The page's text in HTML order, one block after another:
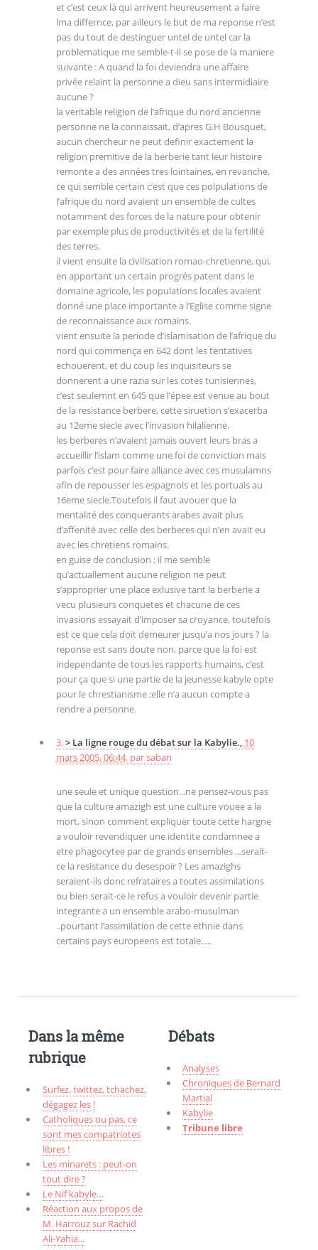
et c’est ceux là qui arrivent heureusement a faire
lma differnce, par ailleurs le but de ma reponse n’est
pas du tout de destinguer untel de untel car la
problematique me semble-t-il se pose de la maniere
suivante : A quand la foi deviendra une affaire
privée relaint la personne a dieu sans intermidiaire
aucune ?
la veritable religion de l’afrique du nord ancienne
personne ne la connaissait, d’apres G.H Bousquet,
aucun chercheur ne peut definir exactement la
religion premitive de la berberie tant leur histoire
remonte a des années tres lointaines, en revanche,
ce qui semble certain c’est que ces polpulations de
l’afrique du nord avaient un ensemble de cultes
notamment des forces de la nature pour obtenir
par exemple plus de productivités et de la fertilité
des terres.
il vient ensuite la civilisation romao-chretienne, qui,
en apportant un certain progrés patent dans le
domaine agricole, les populations locales avaient
donné une place importante a l’Eglise comme signe
de reconnaissance aux romains.
vient ensuite la periode d’islamisation de l’afrique du
nord qui commença en 642 dont les tentatives
echouerent, et du coup les inquisiteurs se
donnerent a une razia sur les cotes tunisiennes,
c’est seulemnt en 645 que l’épee est venue au bout
de la resistance berbere, cette siruetion s’exacerba
au 12eme siecle avec l’invasion hilalienne.
les berberes n’avaient jamais ouvert leurs bras a
accueillir l’islam comme une foi de conviction mais
parfois c’est pour faire alliance avec ces musulamns
afin de repousser les espagnols et les portuais au
16eme siecle.Toutefois il faut avouer que la
mentalité des conquerants arabes avait plus
d’affenité avec celle des berberes qui n’en avait eu
avec les chretiens romains.
en guise de conclusion ; il me semble
qu’actuallement aucune religion ne peut
s’approprier une place exlusive tant la berberie a
vecu plusieurs conquetes et chacune de ces
invasions essayait d’imposer sa croyance, toutefois
est ce que cela doit demeurer jusqu’a nos jours ? la
reponse est sans doute non, parce que la foi est
independante de tous les rapports humains, c’est
pour ça que si une partie de la jeunesse kabyle opte
pour le chrestianisme ;elle n’a aucun compte a
rendre a personne.
3.> La ligne rouge du débat sur la Kabylie., 10
mars 2005, 06:44, parsaban
une seule et unique question...ne pensez-vous pas
que la culture amazigh est une culture vouee a la
mort, sinon comment expliquer toute cette hargne
a vouloir revendiquer une identite condamnee a
etre phagocytee par de grands ensembles ...serait-
ce la resistance du desespoir ? Les amazighs
seraient-ils donc refrataires a toutes assimilations
ou bien serait-ce le refus a vouloir devenir partie
integrante a un ensemble arabo-musulman
..pourtant l’assimilation de cette ethnie dans
certains pays europeens est totale.....
Dans la même
rubrique
Surfez, twittez, tchachez,
dégagez les !
Catholiques ou pas, ce
sont mes compatriotes
libres !
Les minarets : peut-on
tout dire ?
Le Nif kabyle…
Réaction aux propos de
M. Harrouz sur Rachid
Ali-Yahia...
Débats
Analyses
Chroniques de Bernard
Martial
Kabylie
Tribune libre